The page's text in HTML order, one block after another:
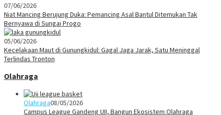
07/06/2026
Niat Mancing Berujung Duka: Pemancing Asal Bantul Ditemukan Tak
Bernyawa di Sungai Progo
05/06/2026
Kecelakaan Maut di Gunungkidul: Gagal Jaga Jarak, Satu Meninggal
Terlindas Tronton
Olahraga
Olahraga08/05/2026
Campus League Gandeng UII, Bangun Ekosistem Olahraga